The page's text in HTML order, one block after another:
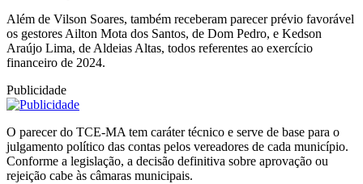
Além de Vilson Soares, também receberam parecer prévio favorável
os gestores Ailton Mota dos Santos, de Dom Pedro, e Kedson
Araújo Lima, de Aldeias Altas, todos referentes ao exercício
financeiro de 2024.
Publicidade
O parecer do TCE-MA tem caráter técnico e serve de base para o
julgamento político das contas pelos vereadores de cada município.
Conforme a legislação, a decisão definitiva sobre aprovação ou
rejeição cabe às câmaras municipais.